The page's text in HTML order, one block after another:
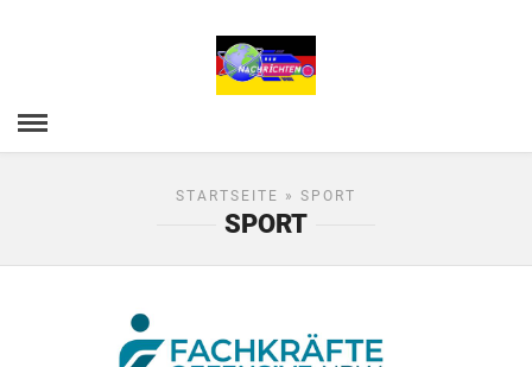
STARTSEITE » SPORT
SPORT